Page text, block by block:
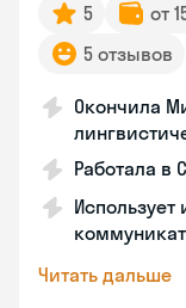
5 от
5 отзывов
Окончила
Работала в
Читать дальше